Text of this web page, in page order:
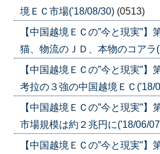
境ＥＣ市場('18/08/30) (0513)
【中国越境ＥＣの”今と現実”
猫、物流のＪＤ、本物のコアラ
【中国越境ＥＣの”今と現実”
考拉の３強の中国越境ＥＣ('18/
【中国越境ＥＣの”今と現実”
市場規模は約２兆円に('18/06/
【中国越境ＥＣの”今と現実”